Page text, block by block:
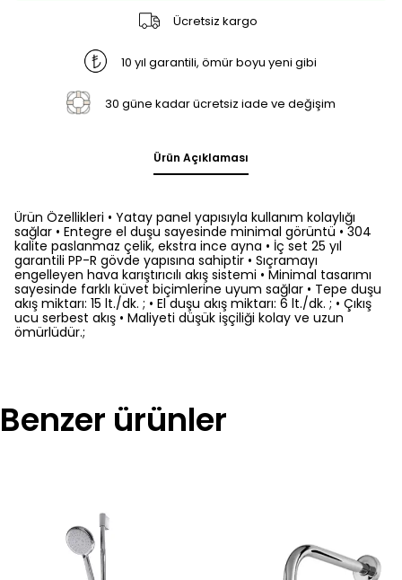
Ücretsiz kargo
10 yıl garantili, ömür boyu yeni gibi
30 güne kadar ücretsiz iade ve değişim
Ürün Açıklaması
Ürün Özellikleri • Yatay panel yapısıyla kullanım kolaylığı
sağlar • Entegre el duşu sayesinde minimal görüntü • 304
kalite paslanmaz çelik, ekstra ince ayna • İç set 25 yıl
garantili PP-R gövde yapısına sahiptir • Sıçramayı
engelleyen hava karıştırıcılı akış sistemi • Minimal tasarımı
sayesinde farklı küvet biçimlerine uyum sağlar • Tepe duşu
akış miktarı: 15 lt./dk. ; • El duşu akış miktarı: 6 lt./dk. ; • Çıkış
ucu serbest akış • Maliyeti düşük işçiliği kolay ve uzun
ömürlüdür.;
Benzer ürünler